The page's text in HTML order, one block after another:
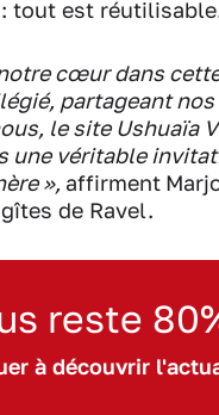
tout est
cœur dans
partageant
le site Ushuaïa
une véritable
», affirment
de Ravel.
reste
à découvrir